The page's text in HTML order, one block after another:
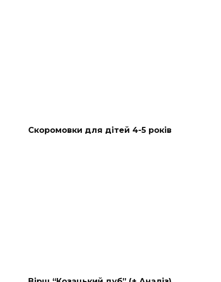
Скоромовки для дітей 4-5 років